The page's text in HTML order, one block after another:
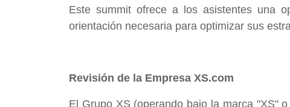
Este summit ofrece a los asistentes una
orientación necesaria para optimizar sus
Revisión de la Empresa XS.com
El Grupo XS (operando bajo la marca "XS"